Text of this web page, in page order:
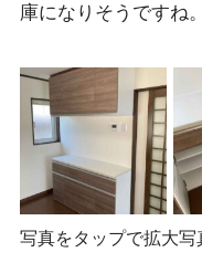
庫になりそうですね。
写真をタップで拡大写